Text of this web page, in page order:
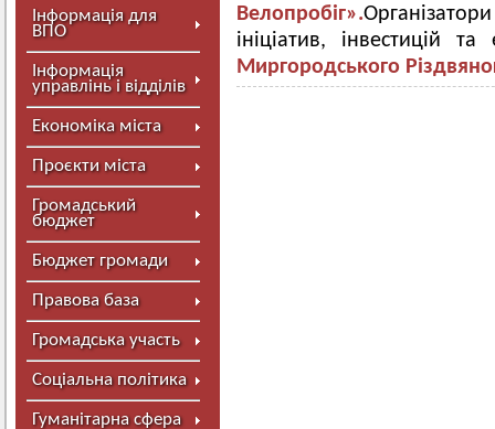
Інформація для
ВПО
Інформація
управлінь і відділів
Економіка міста
Проєкти міста
Громадський
бюджет
Бюджет громади
Правова база
Громадська участь
Соціальна політика
Гуманітарна сфера
Велопробіг».
ініціатив, інвестицій
Миргородського